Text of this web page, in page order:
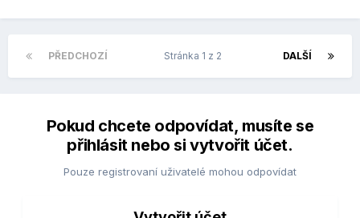
PŘEDCHOZÍ DALŠÍ
Stránka 1 z 2
Pokud chcete odpovídat, musíte se
přihlásit nebo si vytvořit účet.
Pouze registrovaní uživatelé mohou odpovídat